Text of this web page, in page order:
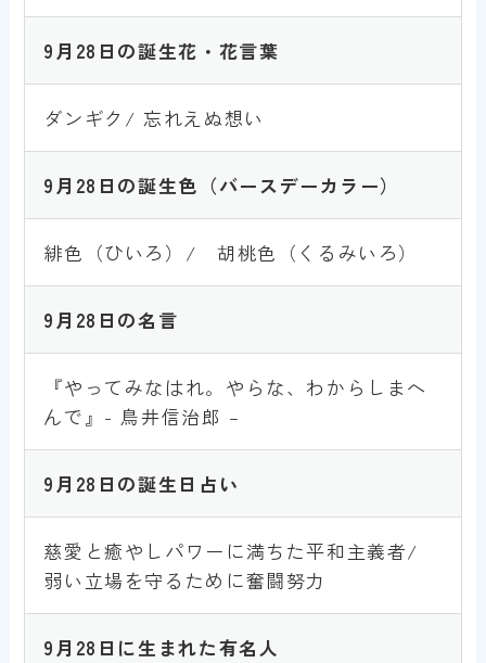
9月28 日 の誕生花・花言葉
ダンギク/ 忘れえぬ想い
9月28日 の誕生色 （バースデーカラー）
緋色（ひいろ）/ 胡桃色（くるみいろ）
9月28 日 の名言
『やってみなはれ。やらな、わからしまへ
んで』- 鳥井信治郎 –
9月28日 の誕生日占い
慈愛と癒やしパワーに満ちた平和主義者/
弱い立場を守るために奮闘努力
9月28 日 に生まれた有名人